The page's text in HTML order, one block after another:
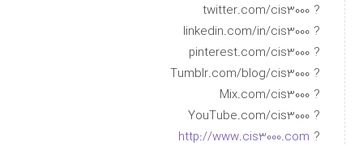
? twitter.com/cis3000
? linkedin.com/in/cis3000
? pinterest.com/cis3000
? Tumblr.com/blog/cis3000
? Mix.com/cis3000
? YouTube.com/cis3000
?
http://www.cis3000.com